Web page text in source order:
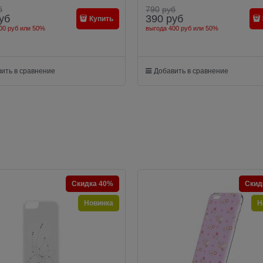
руб или 50%
Купить
в сравнение
790 руб
390 руб
выгода 400 руб или 50%
Добавить в сравнение
Скидка 40%
Новинка